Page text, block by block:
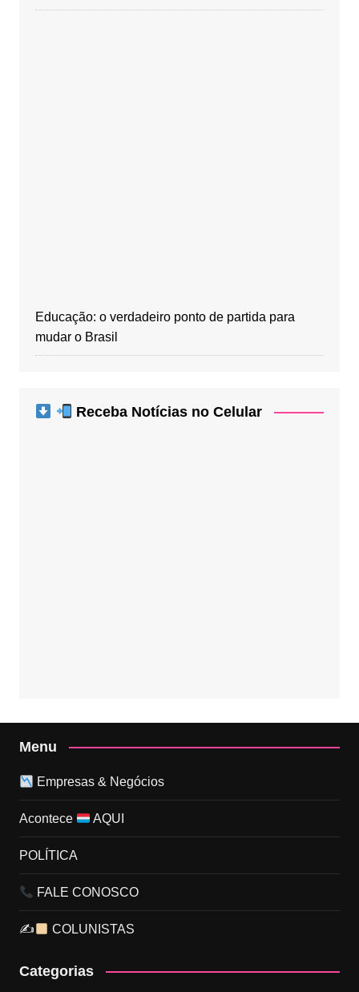
Educação: o verdadeiro ponto de partida para
mudar o Brasil
Receba Notícias no Celular
Menu
Empresas & Negócios
Acontece AQUI
POLÍTICA
FALE CONOSCO
✍ COLUNISTAS
Categorias